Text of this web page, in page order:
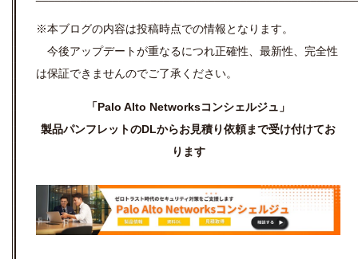
※本ブログの内容は投稿時点での情報となります。
今後アップデートが重なるにつれ正確性、最新性、完全性
は保証できませんのでご了承ください。
「Palo Alto Networksコンシェルジュ」
製品パンフレットのDLからお見積り依頼まで受け付けてお
ります